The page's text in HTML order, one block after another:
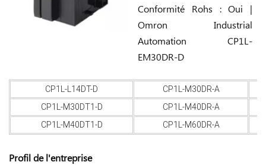
Conformité Rohs : Oui |
Omron Industrial
Automation CP1L-
EM30DR-D
CP1L-L14DT-D
CP1L-M30DR-A
CP1L-M30DT1-D
CP1L-M40DR-A
CP1L-M40DT1-D
CP1L-M60DR-A
Profil de l'entreprise